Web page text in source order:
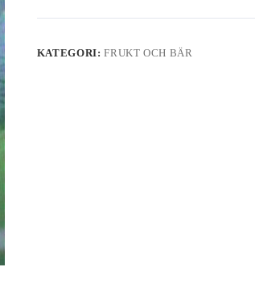
KATEGORI:FRUKT OCH BÄR